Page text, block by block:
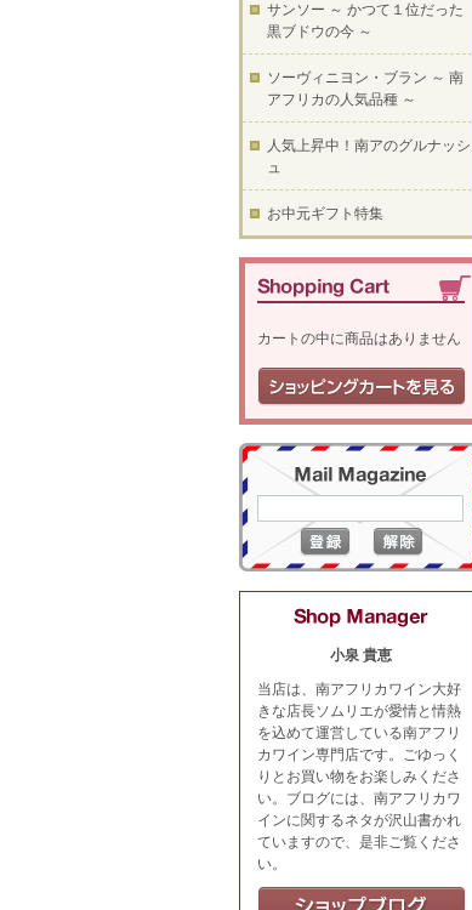
サンソー ～ かつて１位だった
黒ブドウの今 ～
ソーヴィニヨン・ブラン ～ 南
アフリカの人気品種 ～
人気上昇中！南アのグルナッシ
ュ
お中元ギフト特集
カートの中に商品はありません
小泉 貴恵
当店は、南アフリカワイン大好
きな店長ソムリエが愛情と情熱
を込めて運営している南アフリ
カワイン専門店です。ごゆっく
りとお買い物をお楽しみくださ
い。ブログには、南アフリカワ
インに関するネタが沢山書かれ
ていますので、是非ご覧くださ
い。